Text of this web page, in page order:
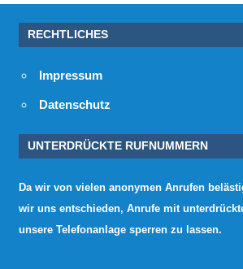
RECHTLICHES
Impressum
Datenschutz
UNTERDRÜCKTE RUFNUMMERN
Da wir von vielen anonymen Anrufen
wir uns entschieden, Anrufe mit
unsere Telefonanlage sperren zu lassen.